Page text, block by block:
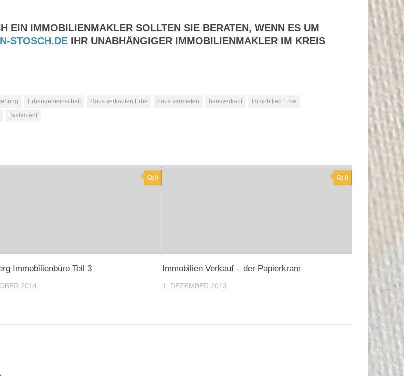
EIN IMMOBILIENMAKLER SOLLTEN SIE BERATEN, WENN ES UM
STOSCH.DE IHR UNABHÄNGIGER IMMOBILIENMAKLER IM KREIS
Erbengemeinschaft Haus verkaufen Erbe haus vermieten hausverkauf
Immobilien Erbe
Testament
0
Immobilienbüro Teil 3
2014
0
Immobilien Verkauf – der Papierkram
1. DEZEMBER 2013